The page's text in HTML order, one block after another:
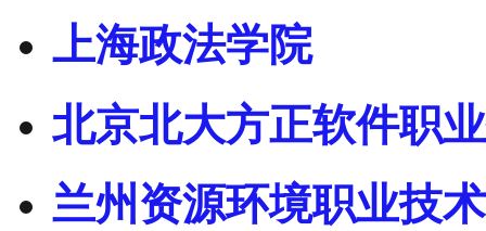
上海政法学院
北京北大方正软件职
兰州资源环境职业技